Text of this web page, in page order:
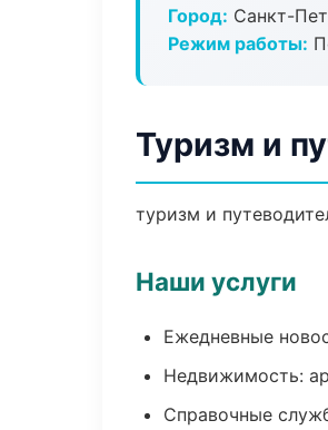
Город: Санкт-
Режим работы:
Туризм и
туризм и
Наши услуги
Ежедневные
Недвижимость:
Справочные